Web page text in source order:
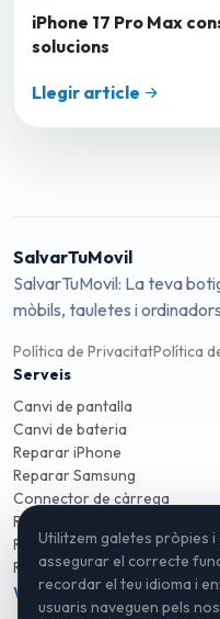
iPhone 17 Pro Max
solucions
Llegir article
SalvarTuMovil
SalvarTuMovil: La teva
mòbils, tauletes i
Política de PrivacitatPolítica
Serveis
Canvi de pantalla
Canvi de bateria
Reparar iPhone
Reparar Samsung
Connector de càrrega
Reparació mòbils Salt
Reparació mòbils Girona
Reparació ordinadors
WhatsApp Instagram
Utilitzem galetes pròpies
assegurar el correcte
recordar el teu idioma i
usuaris naveguen pels